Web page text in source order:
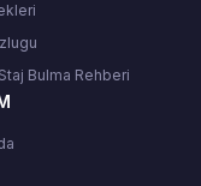
Bulma Rehberi